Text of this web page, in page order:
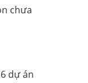
chưa
dự án